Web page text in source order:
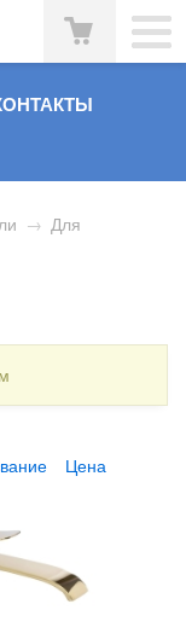
→ Для
Цена